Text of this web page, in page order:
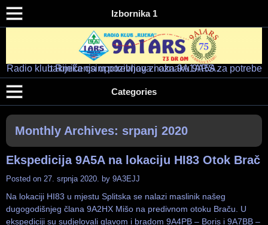
Izbornika 1
Radio klub "RIJEKA" – 9A1ARS – 9A5A
HAM RADIO KLUB RIJEKA
Radio klub Rijeka osim pozivnog znaka 9A1ARS za potrebe takmičenja upotrebljava i oznaku 9A5A.
Categories
Monthly Archives: srpanj 2020
Ekspedicija 9A5A na lokaciju HI83 Otok Brač
Posted on 27. srpnja 2020. by 9A3EJJ
Na lokaciji HI83 u mjestu Splitska se nalazi maslinik našeg
dugogodišnjeg člana 9A2HX Mišo na predivnom otoku Braču. U
ekspediciji su sudjelovali glavom i bradom 9A4PB – Boris i 9A7BB –